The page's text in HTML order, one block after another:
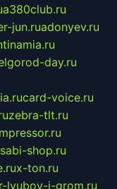
a380club.ru
jun.ruadonyev.ru
day.ru
card-voice.ru
zebra-tlt.ru
shop.ru
x-ton.ru
lyubov-i-grom.ru